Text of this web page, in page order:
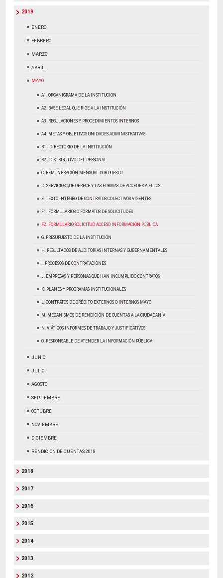
2019
ENERO
FEBRERO
MARZO
ABRIL
MAYO
A1. ORGANIGRAMA DE LA INSTITUCION
A2. BASE LEGAL QUE RIGE A LA INSTITUCIÓN
A3. REGULACIONES Y PROCEDIMIENTOS INTERNOS
A4. METAS Y OBJETIVOS UNIDADES ADMINISTRATIVAS
B1.- DIRECTORIO DE LA INSTITUCIÓN
B2.- DISTRIBUTIVO DEL PERSONAL
C. REMUNERACIÓN MENSUAL POR PUESTO
D. SERVICIOS QUE OFRECE Y LAS FORMAS DE ACCEDER A ELLOS
E. TEXTO INTEGRO DE CONTRATOS COLECTIVOS VIGENTES
F1. FORMULARIOS O FORMATOS DE SOLICITUDES
F2. FORMULARIO SOLICITUD ACCESO INFORMACION PÚBLICA
G. PRESUPUESTO DE LA INSTITUCIÓN
H. RESULTADOS DE AUDITORÍAS INTERNAS Y GUBERNAMENTALES
I. PROCESOS DE CONTRATACIONES
J. EMPRESAS Y PERSONAS QUE HAN INCUMPLIDO CONTRATOS
K. PLANES Y PROGRAMAS INSTITUCIONALES
L. CONTRATOS DE CRÉDITO EXTERNOS O INTERNOS MAYO
M. MECANISMOS DE RENDICIÓN DE CUENTAS A LA CIUDADANÍA
N. VIÁTICOS INFORMES DE TRABAJO Y JUSTIFICATIVOS
O. RESPONSABLE DE ATENDER LA INFORMACIÓN PÚBLICA
JUNIO
JULIO
AGOSTO
SEPTIEMBRE
OCTUBRE
NOVIEMBRE
DICIEMBRE
RENDICION DE CUENTAS 2018
2018
2017
2016
2015
2014
2013
2012